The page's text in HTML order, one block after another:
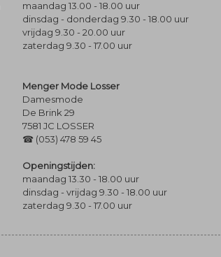
maandag 13.00 - 18.00 uur
dinsdag - donderdag 9.30 - 18.00 uur
vrijdag 9.30 - 20.00 uur
zaterdag 9.30 - 17.00 uur
Menger Mode Losser
Damesmode
De Brink 29
7581 JC LOSSER
☎ (053) 478 59 45
Openingstijden:
maandag 13.30 - 18.00 uur
dinsdag - vrijdag 9.30 - 18.00 uur
zaterdag 9.30 - 17.00 uur